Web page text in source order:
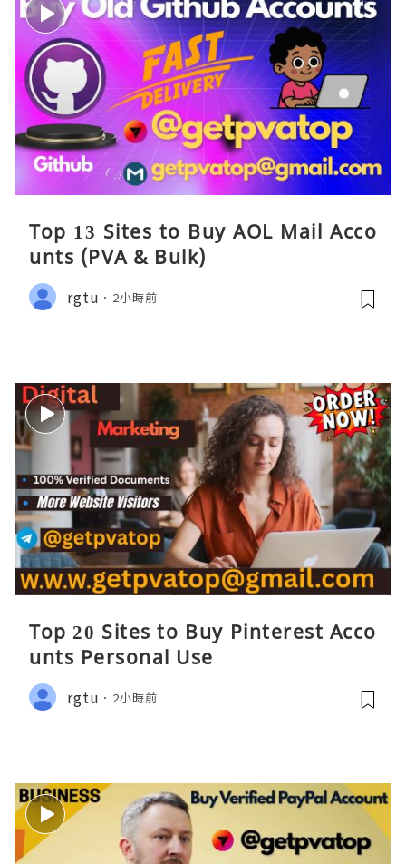
Top 13 Sites to Buy AOL Mail Acco
unts (PVA & Bulk)
rgtu 2小時前
Top 20 Sites to Buy Pinterest Acco
unts Personal Use
rgtu 2小時前